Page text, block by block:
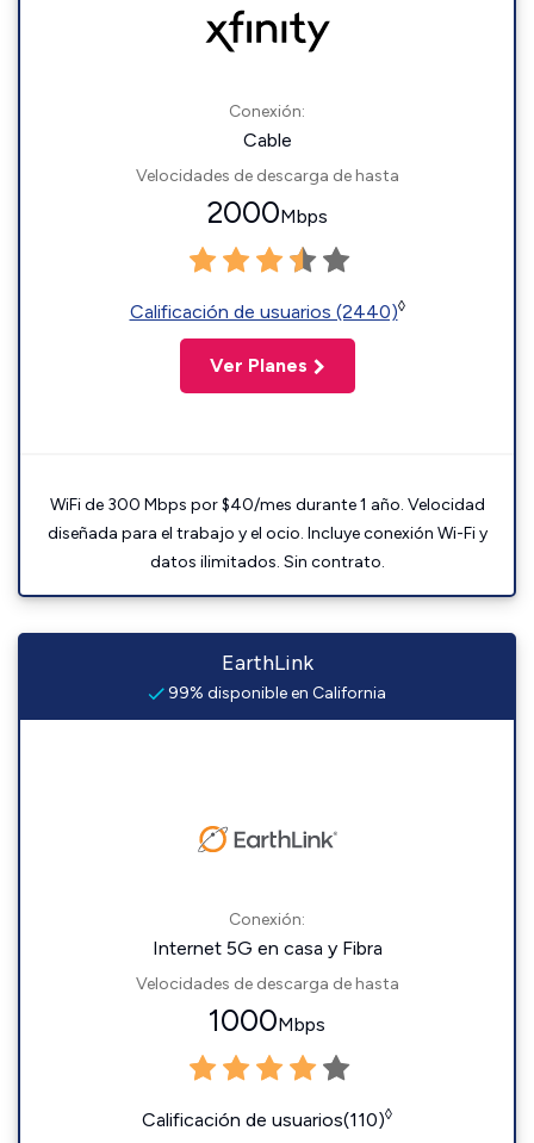
Conexión:
Cable
Velocidades de descarga de hasta
2000Mbps
Calificación de usuarios (2440)◊
Ver Planes
WiFi de 300 Mbps por $40/mes durante 1 año. Velocidad
diseñada para el trabajo y el ocio. Incluye conexión Wi-Fi y
datos ilimitados. Sin contrato.
EarthLink
99% disponible en California
Conexión:
Internet 5G en casa y Fibra
Velocidades de descarga de hasta
1000Mbps
Calificación de usuarios(110)◊